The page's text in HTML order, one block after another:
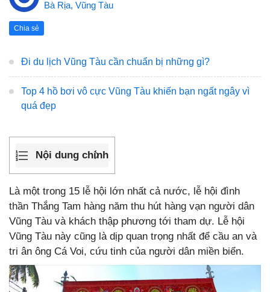
Bà Rịa, Vũng Tàu
Chia sẻ
Đi du lịch Vũng Tàu cần chuẩn bị những gì?
Top 4 hồ bơi vô cực Vũng Tàu khiến bạn ngất ngây vì
quá đẹp
Nội dung chính
Là một trong 15 lễ hội lớn nhất cả nước, lễ hội đình
thần Thắng Tam hàng năm thu hút hàng vạn người dân
Vũng Tàu và khách thập phương tới tham dự. Lễ hội
Vũng Tàu này cũng là dịp quan trọng nhất để cầu an và
tri ân ông Cá Voi, cứu tinh của người dân miền biển.